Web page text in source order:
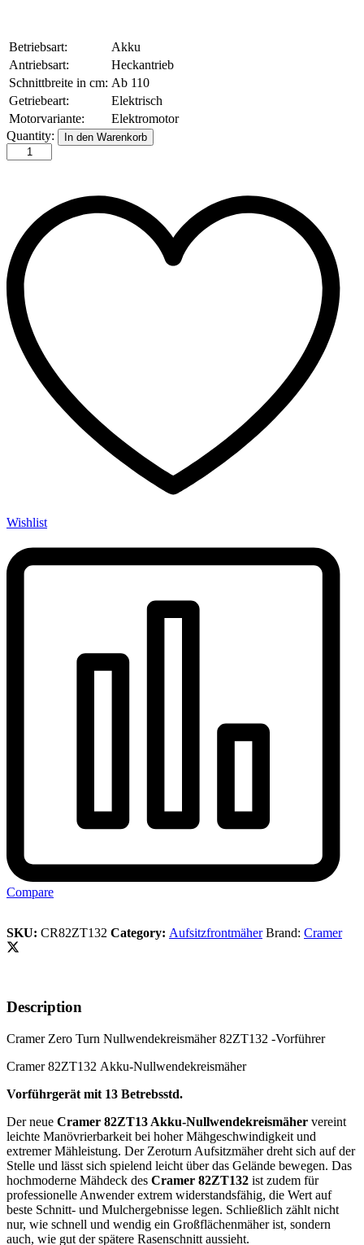
Betriebsart:
Akku
Antriebsart:
Heckantrieb
Schnittbreite in cm: Ab 110
Getriebeart:
Elektrisch
Motorvariante:
Elektromotor
Cramer
Zero
Turn
Vorführer
quantity
Quantity: In den Warenkorb
Wishlist
Compare
SKU: CR82ZT132 Category: Aufsitzfrontmäher Brand: Cramer
Description
Cramer Zero Turn Nullwendekreismäher 82ZT132 -Vorführer
Cramer 82ZT132 Akku-Nullwendekreismäher
Vorführgerät mit 13 Betrebsstd.
Der neue Cramer 82ZT13 Akku-Nullwendekreismäher vereint
leichte Manövrierbarkeit bei hoher Mähgeschwindigkeit und
extremer Mähleistung. Der Zeroturn Aufsitzmäher dreht sich auf der
Stelle und lässt sich spielend leicht über das Gelände bewegen. Das
hochmoderne Mähdeck des Cramer 82ZT132 ist zudem für
professionelle Anwender extrem widerstandsfähig, die Wert auf
beste Schnitt- und Mulchergebnisse legen. Schließlich zählt nicht
nur, wie schnell und wendig ein Großflächenmäher ist, sondern
auch, wie gut der spätere Rasenschnitt aussieht.